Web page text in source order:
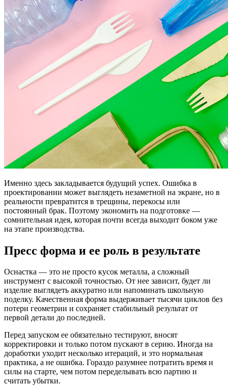
Именно здесь закладывается будущий успех. Ошибка в
проектировании может выглядеть незаметной на экране, но в
реальности превратится в трещины, перекосы или
постоянный брак. Поэтому экономить на подготовке —
сомнительная идея, которая почти всегда выходит боком уже
на этапе производства.
Пресс форма и ее роль в результате
Оснастка — это не просто кусок металла, а сложный
инструмент с высокой точностью. От нее зависит, будет ли
изделие выглядеть аккуратно или напоминать школьную
поделку. Качественная форма выдерживает тысячи циклов без
потери геометрии и сохраняет стабильный результат от
первой детали до последней.
Перед запуском ее обязательно тестируют, вносят
корректировки и только потом пускают в серию. Иногда на
доработки уходит несколько итераций, и это нормальная
практика, а не ошибка. Гораздо разумнее потратить время и
силы на старте, чем потом переделывать всю партию и
считать убытки.